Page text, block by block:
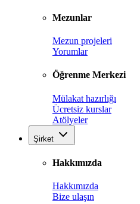
Mezunlar
Mezun projeleri
Yorumlar
Öğrenme Merkezi
Mülakat hazırlığı
Ücretsiz kurslar
Atölyeler
Şirket
Hakkımızda
Hakkımızda
Bize ulaşın